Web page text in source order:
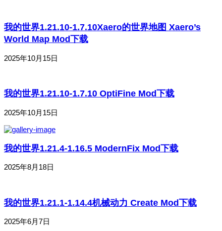
我的世界1.21.10-1.7.10Xaero的世界地图 Xaero’s
World Map Mod下载
2025年10月15日
我的世界1.21.10-1.7.10 OptiFine Mod下载
2025年10月15日
我的世界1.21.4-1.16.5 ModernFix Mod下载
2025年8月18日
我的世界1.21.1-1.14.4机械动力 Create Mod下载
2025年6月7日